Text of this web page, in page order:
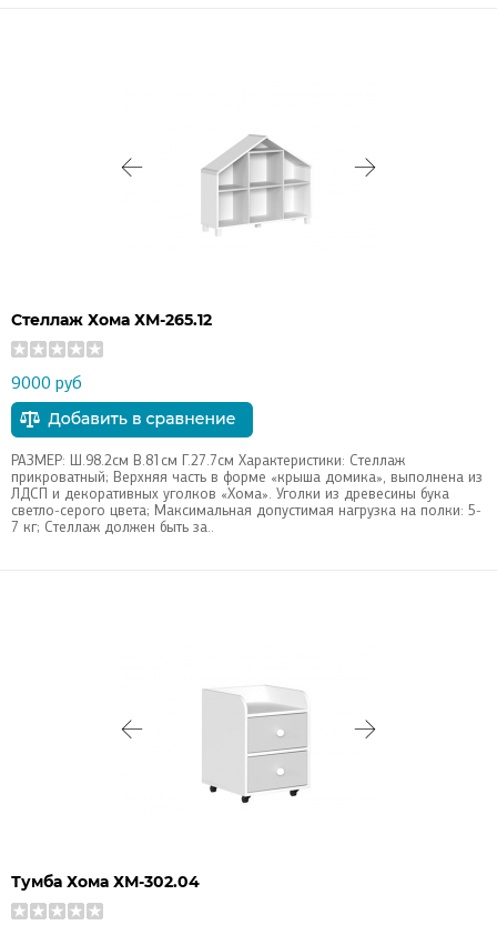
Стеллаж Хома ХМ-265.12
9000 руб
РАЗМЕР: Ш.98.2см В.81см Г.27.7см Характеристики: Стеллаж
прикроватный; Верхняя часть в форме «крыша домика», выполнена из
ЛДСП и декоративных уголков «Хома». Уголки из древесины бука
светло-серого цвета; Максимальная допустимая нагрузка на полки: 5-
7 кг; Стеллаж должен быть за..
Тумба Хома ХМ-302.04